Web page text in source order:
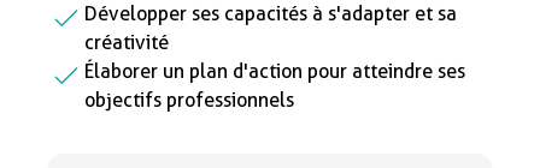
Développer ses capacités à s'adapter et sa
créativité
Élaborer un plan d'action pour atteindre ses
objectifs professionnels